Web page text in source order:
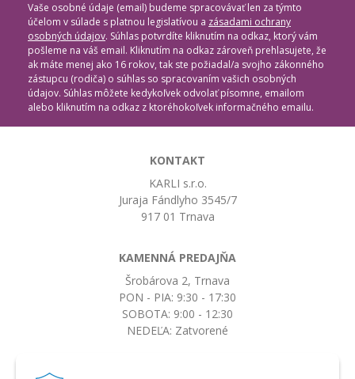
Vaše osobné údaje (email) budeme spracovávať len za týmto
účelom v súlade s platnou legislatívou a zásadami ochrany
osobných údajov. Súhlas potvrdíte kliknutím na odkaz, ktorý vám
pošleme na váš email. Kliknutím na odkaz zároveň prehlasujete, že
ak máte menej ako 16 rokov, tak ste požiadal/a svojho zákonného
zástupcu (rodiča) o súhlas so spracovaním vašich osobných
údajov. Súhlas môžete kedykoľvek odvolať písomne, emailom
alebo kliknutím na odkaz z ktoréhokoľvek informačného emailu.
KONTAKT
KARLI s.r.o.
Juraja Fándlyho 3545/7
917 01 Trnava
KAMENNÁ PREDAJŇA
Šrobárova 2, Trnava
PON - PIA: 9:30 - 17:30
SOBOTA: 9:00 - 12:30
NEDEĽA: Zatvorené